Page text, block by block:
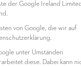
der Google Ireland
von Google, die wir auf
unter Umständen
diese. Dabei kann